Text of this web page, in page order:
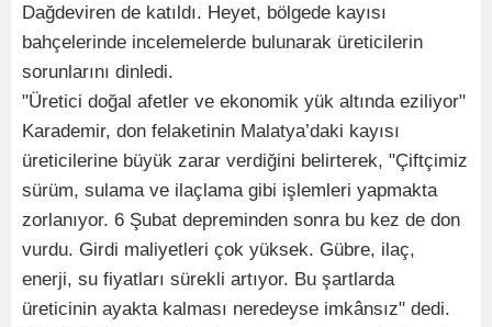
Dağdeviren de katıldı. Heyet, bölgede kayısı
bahçelerinde incelemelerde bulunarak üreticilerin
sorunlarını dinledi.
"Üretici doğal afetler ve ekonomik yük altında eziliyor"
Karademir, don felaketinin Malatya’daki kayısı
üreticilerine büyük zarar verdiğini belirterek, "Çiftçimiz
sürüm, sulama ve ilaçlama gibi işlemleri yapmakta
zorlanıyor. 6 Şubat depreminden sonra bu kez de don
vurdu. Girdi maliyetleri çok yüksek. Gübre, ilaç,
enerji, su fiyatları sürekli artıyor. Bu şartlarda
üreticinin ayakta kalması neredeyse imkânsız" dedi.